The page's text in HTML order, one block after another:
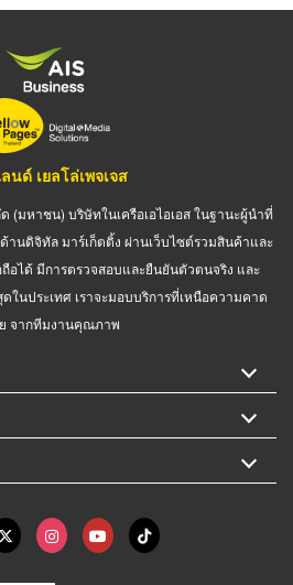
นด์ เยลโล่เพจเจส
(มหาชน) บริษัทในเครือเอไอเอส ในฐานะผู้นำที่
นดิจิทัล มาร์เก็ตติ้ง ผ่านเว็บไซต์รวมสินค้าและ
อได้ มีการตรวจสอบและยืนยันตัวตนจริง และ
นประเทศ เราจะมอบบริการที่เหนือความคาด
จากทีมงานคุณภาพ